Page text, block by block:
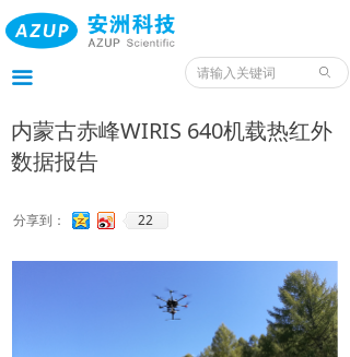
끀
首页
产品
服务
应用
案例
ꄙ
内蒙古赤峰WIRIS 640机载热红外
数据报告
分享到： 22